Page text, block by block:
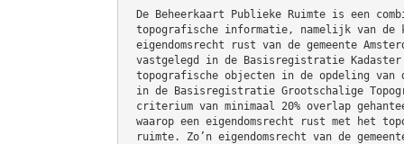
De Beheerkaart Publieke Ruimte is een
topografische informatie, namelijk van de
eigendomsrecht rust van de gemeente
vastgelegd in de Basisregistratie Kadaster
topografische objecten in de opdeling van
in de Basisregistratie Grootschalige
criterium van minimaal 20% overlap
waarop een eigendomsrecht rust met het
ruimte. Zo’n eigendomsrecht van de